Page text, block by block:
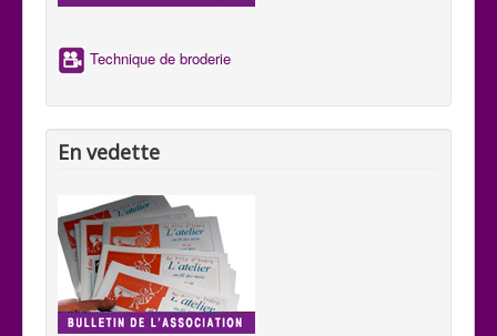
aux habitants de se comprendre aux quatre coins du pays.
Technique de broderie
En vedette